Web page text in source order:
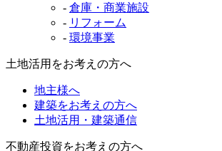
- 倉庫・商業施設
- リフォーム
- 環境事業
土地活用をお考えの方へ
地主様へ
建築をお考えの方へ
土地活用・建築通信
不動産投資をお考えの方へ